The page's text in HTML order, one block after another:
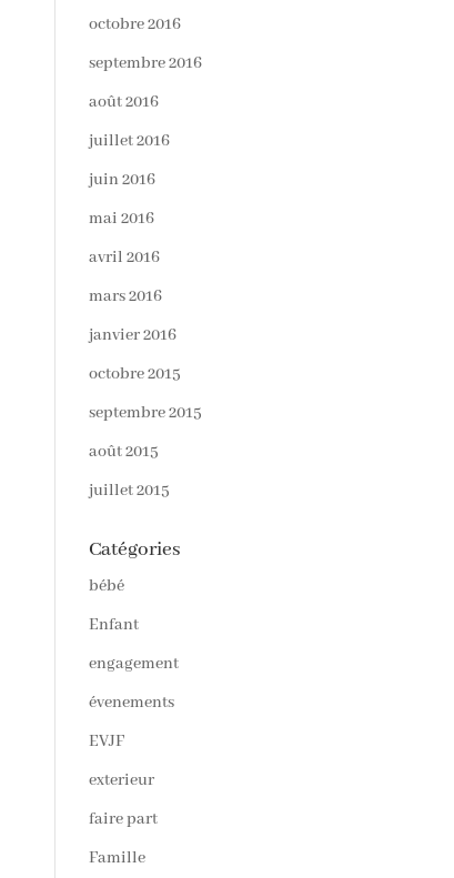
octobre 2016
septembre 2016
août 2016
juillet 2016
juin 2016
mai 2016
avril 2016
mars 2016
janvier 2016
octobre 2015
septembre 2015
août 2015
juillet 2015
Catégories
bébé
Enfant
engagement
évenements
EVJF
exterieur
faire part
Famille